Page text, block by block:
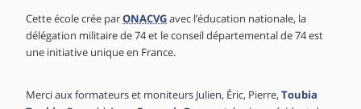
Cette école crée parONACVGavec l’éducation nationale, la
délégation militaire de 74 et le conseil départemental de 74 est
une initiative unique en France.
Merci aux formateurs et moniteurs Julien, Éric, Pierre,Toubia